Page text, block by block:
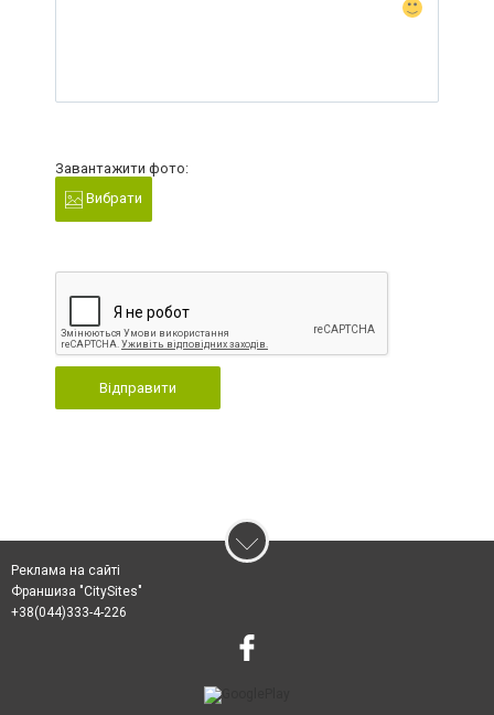
Завантажити фото:
Вибрати
Відправити
Реклама на сайті
Франшиза "CitySites"
+38(044)333-4-226